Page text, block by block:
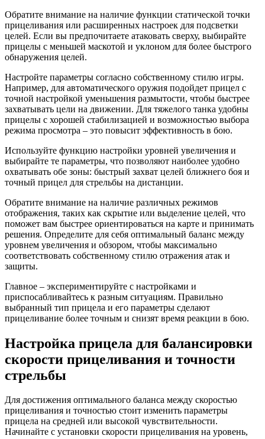
Обратите внимание на наличие функции статической точки
прицеливания или расширенных настроек для подсветки
целей. Если вы предпочитаете атаковать сверху, выбирайте
прицелы с меньшей маскотой и уклоном для более быстрого
обнаружения целей.
Настройте параметры согласно собственному стилю игры.
Например, для автоматического оружия подойдет прицел с
точной настройкой уменьшения размытости, чтобы быстрее
захватывать цели на движении. Для тяжелого танка удобны
прицелы с хорошей стабилизацией и возможностью выбора
режима просмотра – это повысит эффективность в бою.
Используйте функцию настройки уровней увеличения и
выбирайте те параметры, что позволяют наиболее удобно
охватывать обе зоны: быстрый захват целей ближнего боя и
точный прицел для стрельбы на дистанции.
Обратите внимание на наличие различных режимов
отображения, таких как скрытие или выделение целей, что
поможет вам быстрее ориентироваться на карте и принимать
решения. Определите для себя оптимальный баланс между
уровнем увеличения и обзором, чтобы максимально
соответствовать собственному стилю отражения атак и
защиты.
Главное – экспериментируйте с настройками и
приспосабливайтесь к разным ситуациям. Правильно
выбранный тип прицела и его параметры сделают
прицеливание более точным и снизят время реакции в бою.
Настройка прицела для балансировки
скорости прицеливания и точности
стрельбы
Для достижения оптимального баланса между скоростью
прицеливания и точностью стоит изменить параметры
прицела на средней или высокой чувствительности.
Начинайте с установки скорости прицеливания на уровень,